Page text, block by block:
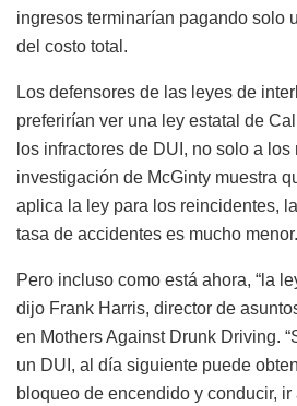
ingresos terminarían pagando solo
del costo total.
Los defensores de las leyes de
preferirían ver una ley estatal de
los infractores de DUI, no solo a
investigación de McGinty muestra
aplica la ley para los reincidentes,
tasa de accidentes es mucho menor.
Pero incluso como está ahora, “la
dijo Frank Harris, director de
en Mothers Against Drunk Driving.
un DUI, al día siguiente puede
bloqueo de encendido y conducir,